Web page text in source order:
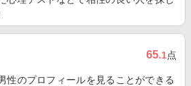
65.1点
性のプロフィールを見ることができる